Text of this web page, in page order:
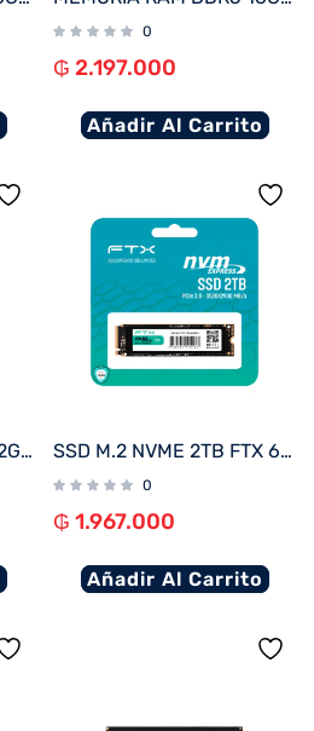
0
₲ 2.197.000
Añadir Al Carrito
MEMORIA RAM DDR5 32GB 6000 KINGSTON FURY BEAST BK KF560C36BBE-32 SSD M.2 NVME 2TB FTX 6000/5000 115168 PCIE 4.0
0
₲ 1.967.000
Añadir Al Carrito